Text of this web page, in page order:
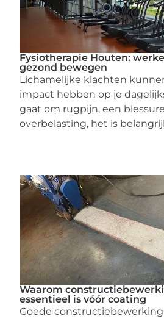
Fysiotherapie Houten:
gezond bewegen
Lichamelijke klachten
impact hebben op je
gaat om rugpijn, een
overbelasting, het is
Waarom
essentieel is vóór coating
Goede